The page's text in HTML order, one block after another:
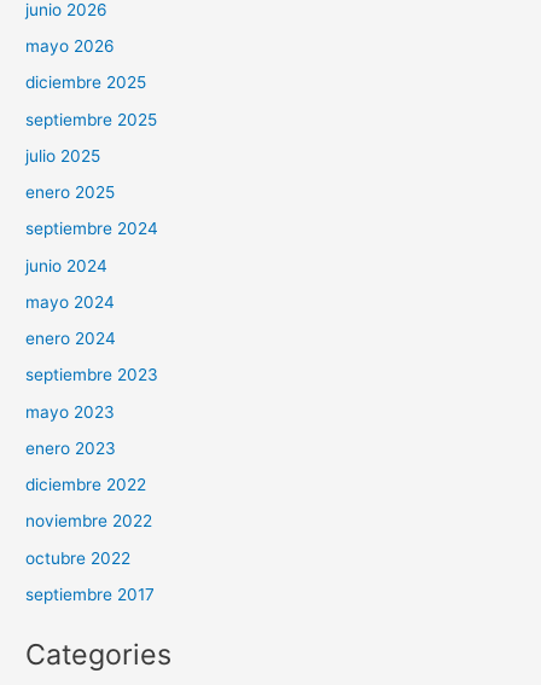
junio 2026
mayo 2026
diciembre 2025
septiembre 2025
julio 2025
enero 2025
septiembre 2024
junio 2024
mayo 2024
enero 2024
septiembre 2023
mayo 2023
enero 2023
diciembre 2022
noviembre 2022
octubre 2022
septiembre 2017
Categories